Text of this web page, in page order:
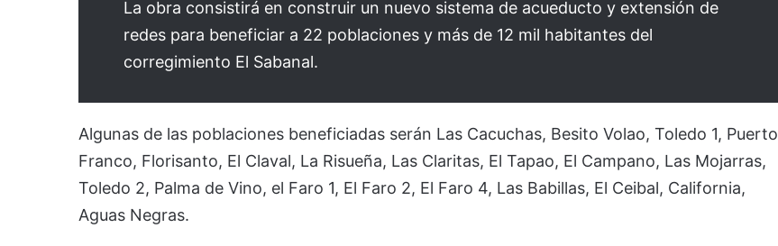
La obra consistirá en construir un nuevo sistema de acueducto y extensión de
redes para beneficiar a 22 poblaciones y más de 12 mil habitantes del
corregimiento El Sabanal.
Algunas de las poblaciones beneficiadas serán Las Cacuchas, Besito Volao, Toledo 1, Puerto
Franco, Florisanto, El Claval, La Risueña, Las Claritas, El Tapao, El Campano, Las Mojarras,
Toledo 2, Palma de Vino, el Faro 1, El Faro 2, El Faro 4, Las Babillas, El Ceibal, California,
Aguas Negras.